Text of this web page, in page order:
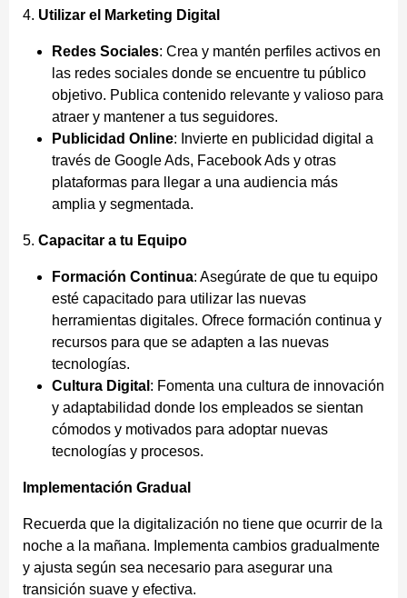
4. Utilizar el Marketing Digital
Redes Sociales: Crea y mantén perfiles activos en
las redes sociales donde se encuentre tu público
objetivo. Publica contenido relevante y valioso para
atraer y mantener a tus seguidores.
Publicidad Online: Invierte en publicidad digital a
través de Google Ads, Facebook Ads y otras
plataformas para llegar a una audiencia más
amplia y segmentada.
5. Capacitar a tu Equipo
Formación Continua: Asegúrate de que tu equipo
esté capacitado para utilizar las nuevas
herramientas digitales. Ofrece formación continua y
recursos para que se adapten a las nuevas
tecnologías.
Cultura Digital : Fomenta una cultura de innovación
y adaptabilidad donde los empleados se sientan
cómodos y motivados para adoptar nuevas
tecnologías y procesos.
Implementación Gradual
Recuerda que la digitalización no tiene que ocurrir de la
noche a la mañana. Implementa cambios gradualmente
y ajusta según sea necesario para asegurar una
transición suave y efectiva.